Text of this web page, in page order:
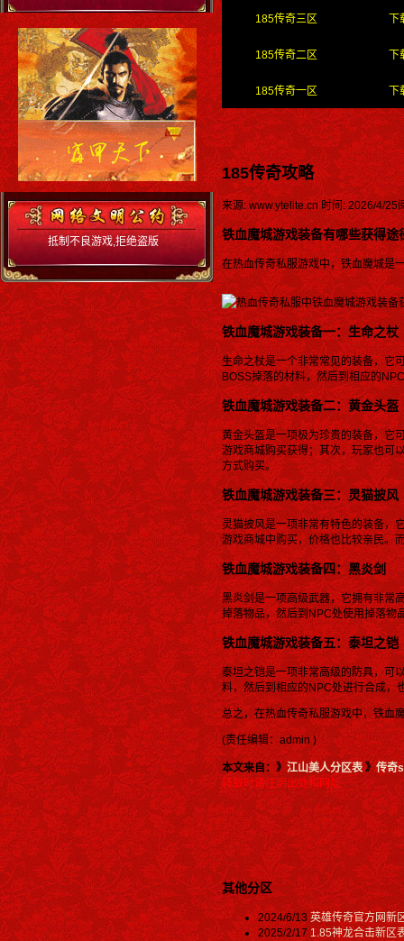
抵制不良游戏,拒绝盗版
游戏 注意自我保护,谨防
沉迷游戏伤身 合理安排
时间.享受健康生活 严厉
打击赌博,营造和谐环境
185传奇三区
185传奇二区
185传奇一区
185传奇攻略
来源: www.ytelite.cn 时间: 2026/4/25
铁血魔城游戏装备有哪些获得
在热血传奇私服游戏中，铁血魔城是
铁血魔城游戏装备一：生命之杖
生命之杖是一个非常常见的装备，它
BOSS掉落的材料，然后到相应的
铁血魔城游戏装备二：黄金头盔
黄金头盔是一项极为珍贵的装备，它
游戏商城购买获得；其次，玩家也可
方式购买。
铁血魔城游戏装备三：灵猫披风
灵猫披风是一项非常有特色的装备，
游戏商城中购买，价格也比较亲民。
铁血魔城游戏装备四：黑炎剑
黑炎剑是一项高级武器，它拥有非常
掉落物品，然后到NPC处使用掉落物
铁血魔城游戏装备五：泰坦之铠
泰坦之铠是一项非常高级的防具，可
料，然后到相应的NPC处进行合成，
总之，在热血传奇私服游戏中，铁血
(责任编辑：admin )
本文来自：》江山美人分区表》传奇
转载时请注明出处和网址
其他分区
2024/6/13 英雄传奇官方网新
2025/2/17 1.85神龙合击新区